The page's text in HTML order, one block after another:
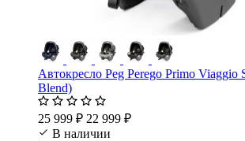
Автокресло Peg Perego Primo
Blend)
25 999 ₽ 22 999 ₽
В наличии